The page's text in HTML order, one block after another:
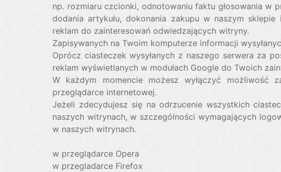
np. rozmiaru czcionki, odnotowaniu faktu głosowania w
dodania artykułu, dokonania zakupu w naszym
reklam do zainteresowań odwiedzających witryny.
Zapisywanych na Twoim komputerze informacji
Oprócz ciasteczek wysyłanych z naszego serwera za
reklam wyświetlanych w modułach Google do Twoich
W każdym momencie możesz wyłączyć możliwość
przeglądarce internetowej.
Jeżeli zdecydujesz się na odrzucenie wszystkich
naszych witrynach, w szczególności wymagających
w naszych witrynach.
w przeglądarce Opera
w przegladarce Firefox